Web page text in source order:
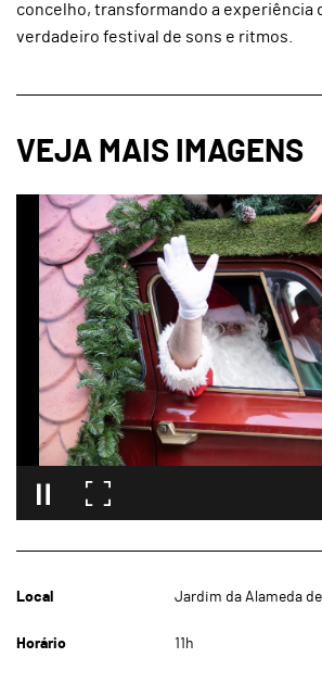
concelho, transformando a experiência
verdadeiro festival de sons e ritmos.
Local Jardim da Alameda
Horário 11h